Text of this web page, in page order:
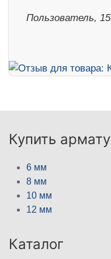
Пользователь,
Купить
6 мм
8 мм
10 мм
12 мм
Каталог